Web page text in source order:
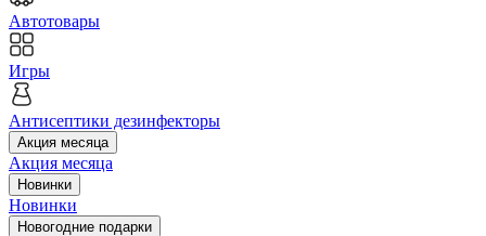
Автотовары
Игры
Антисептики дезинфекторы
Акция месяца
Акция месяца
Новинки
Новинки
Новогодние подарки